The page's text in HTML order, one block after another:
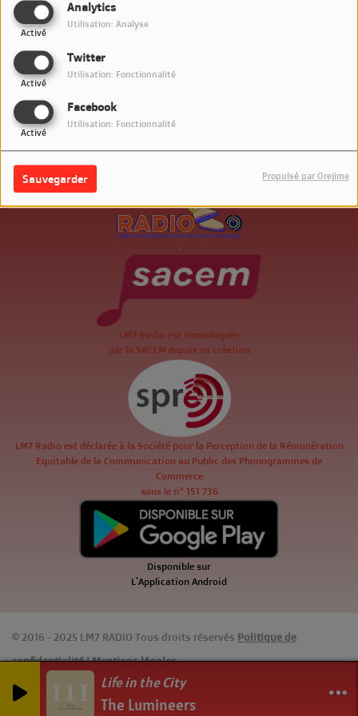
Analytics
Activé
Utilisation: Analyse
Twitter
Activé
Utilisation: Fonctionnalité
Facebook
Activé
Utilisation: Fonctionnalité
Sauvegarder Propulsé par Orejime
Life in the City
The Lumineers
0
.
LM7 Radio est Homologuée
par la SACEM depuis sa création
LM7 Radio est déclarée à la Société pour la Perception de la Rémunération
Equitable de la Communication au Public des Phonogrammes de
Commerce
sous le n° 151 736
Disponible sur
L'Application Android
© 2016 - 2025 LM7 RADIO Tous droits réservés Politique de
confidentialité|Mentions légales